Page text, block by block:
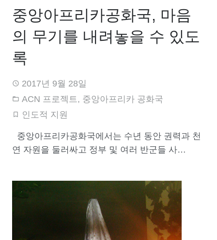
중앙아프리카공화국, 마음
의 무기를 내려놓을 수 있도
록
2017년 9월 28일
ACN 프로젝트, 중앙아프리카 공화국
인도적 지원
중앙아프리카공화국에서는 수년 동안 권력과 천
연 자원을 둘러싸고 정부 및 여러 반군들 사…